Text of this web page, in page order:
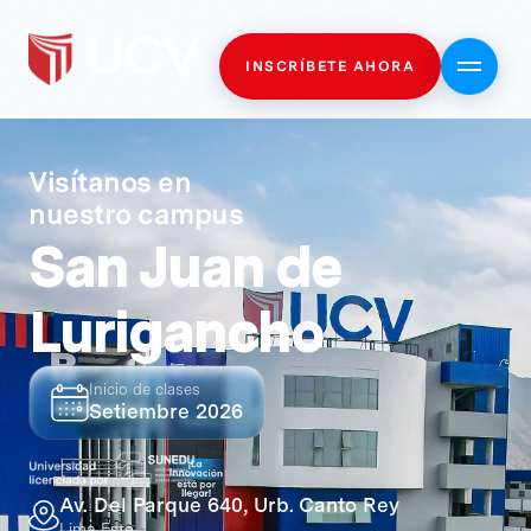
INSCRÍBETE AHORA
Visítanos en
nuestro campus
San Juan de
Lurigancho
Inicio de clases
Setiembre 2026
Av. Del Parque 640, Urb. Canto Rey